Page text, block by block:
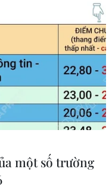
một số trường